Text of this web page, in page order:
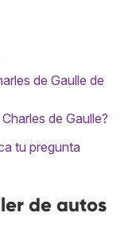
de Gaulle de
de Gaulle?
tu pregunta
de autos